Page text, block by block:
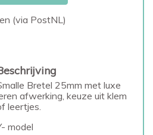
(via PostNL)
Bretel 25mm met luxe
afwerking, keuze uit klem
leertjes.
model